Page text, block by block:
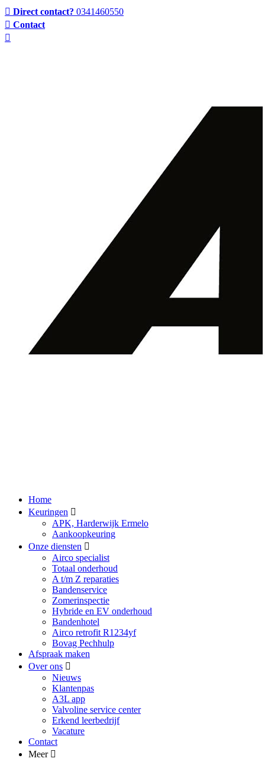
Direct contact? 0341460550
Contact
Home
Keuringen
APK, Harderwijk Ermelo
Aankoopkeuring
Onze diensten
Airco specialist
Totaal onderhoud
A t/m Z reparaties
Bandenservice
Zomerinspectie
Hybride en EV onderhoud
Bandenhotel
Airco retrofit R1234yf
Bovag Pechhulp
Afspraak maken
Over ons
Nieuws
Klantenpas
A3L app
Valvoline service center
Erkend leerbedrijf
Vacature
Contact
Meer